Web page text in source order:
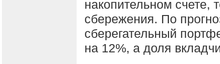
накопительном
сбережения. По
сберегательный
на 12%, а доля